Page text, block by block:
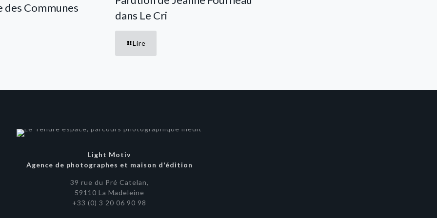
des Communes
dans Le Cri
Lire
Light Motiv
Agence de photographes et maison d'édition
39 rue du Pré Catelan,
59110 La Madeleine
+33 (0) 3 20 06 90 98